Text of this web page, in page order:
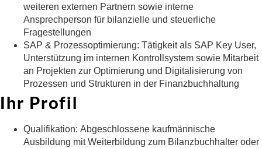
weiteren externen Partnern sowie interne
Ansprechperson für bilanzielle und steuerliche
Fragestellungen
SAP & Prozessoptimierung: Tätigkeit als SAP Key User,
Unterstützung im internen Kontrollsystem sowie Mitarbeit
an Projekten zur Optimierung und Digitalisierung von
Prozessen und Strukturen in der Finanzbuchhaltung
Ihr Profil
Qualifikation: Abgeschlossene kaufmännische
Ausbildung mit Weiterbildung zum Bilanzbuchhalter oder